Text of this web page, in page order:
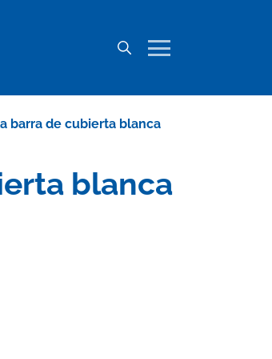
barra de cubierta blanca
blanca